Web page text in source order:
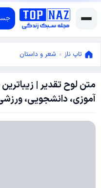
تاپ ناز » شعر و داستان
متن لوح تقدیر |
آموزی، دانشجویی،
می